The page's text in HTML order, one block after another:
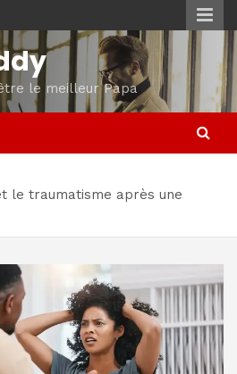
le meilleur Papa
le traumatisme après une